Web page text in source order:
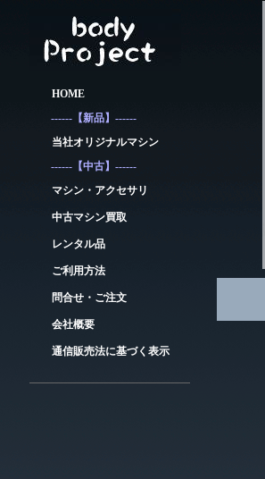
HOME
------【新品】------
当社オリジナルマシン
------【中古】------
マシン・アクセサリ
中古マシン買取
レンタル品
ご利用方法
問合せ・ご注文
会社概要
通信販売法に基づく表示